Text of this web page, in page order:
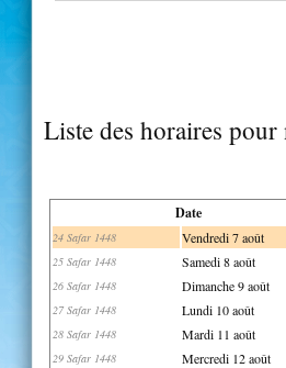
Liste des horaires pour
Date
24 Safar 1448 Vendredi 7 août
25 Safar 1448 Samedi 8 août
26 Safar 1448 Dimanche 9 août
27 Safar 1448 Lundi 10 août
28 Safar 1448 Mardi 11 août
29 Safar 1448 Mercredi 12 août